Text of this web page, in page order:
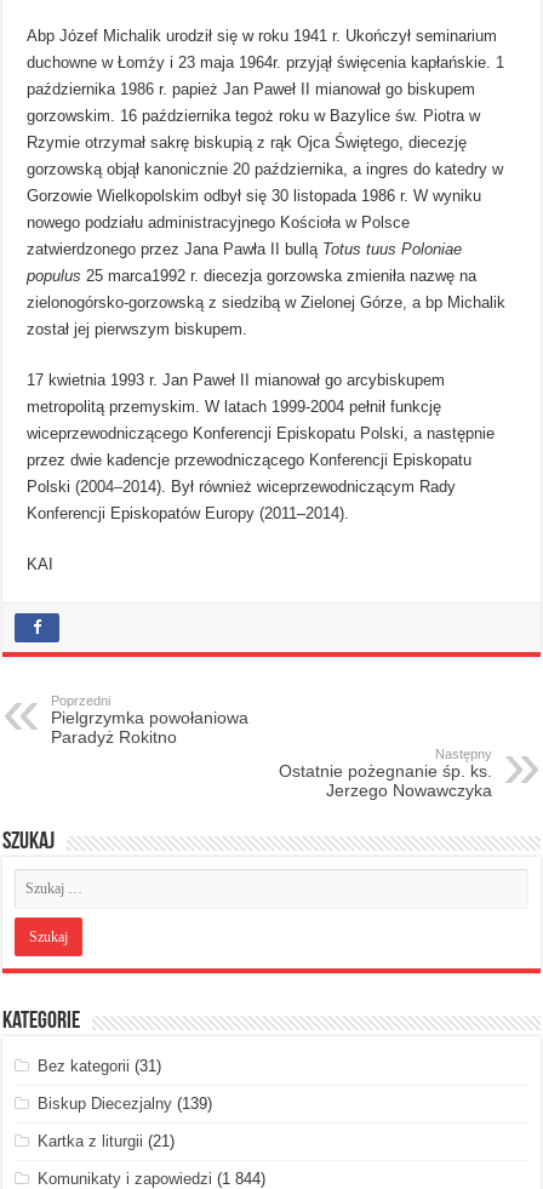
Abp Józef Michalik urodził się w roku 1941 r. Ukończył seminarium
duchowne w Łomży i 23 maja 1964r. przyjął święcenia kapłańskie. 1
października 1986 r. papież Jan Paweł II mianował go biskupem
gorzowskim. 16 października tegoż roku w Bazylice św. Piotra w
Rzymie otrzymał sakrę biskupią z rąk Ojca Świętego, diecezję
gorzowską objął kanonicznie 20 października, a ingres do katedry w
Gorzowie Wielkopolskim odbył się 30 listopada 1986 r. W wyniku
nowego podziału administracyjnego Kościoła w Polsce
zatwierdzonego przez Jana Pawła II bullą Totus tuus Poloniae
populus 25 marca1992 r. diecezja gorzowska zmieniła nazwę na
zielonogórsko-gorzowską z siedzibą w Zielonej Górze, a bp Michalik
został jej pierwszym biskupem.
17 kwietnia 1993 r. Jan Paweł II mianował go arcybiskupem
metropolitą przemyskim. W latach 1999-2004 pełnił funkcję
wiceprzewodniczącego Konferencji Episkopatu Polski, a następnie
przez dwie kadencje przewodniczącego Konferencji Episkopatu
Polski (2004–2014). Był również wiceprzewodniczącym Rady
Konferencji Episkopatów Europy (2011–2014).
KAI
Poprzedni
Pielgrzymka powołaniowa
Paradyż Rokitno
Następny
Ostatnie pożegnanie śp. ks.
Jerzego Nowawczyka
Szukaj
Kategorie
Bez kategorii (31)
Biskup Diecezjalny (139)
Kartka z liturgii (21)
Komunikaty i zapowiedzi (1 844)